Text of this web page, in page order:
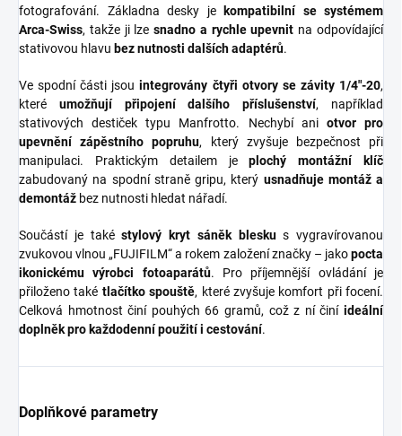
fotografování. Základna desky je
kompatibilní se systémem
Arca-Swiss, takže ji lzesnadno a rychle upevnit na odpovídající
stativovou hlavu bez nutnosti dalších adaptérů.
Ve spodní části jsouintegrovány čtyři otvory se závity 1/4"-20,
které umožňují připojení dalšího příslušenství, například
stativových destiček typu Manfrotto. Nechybí ani otvor pro
upevnění zápěstního popruhu, který zvyšuje bezpečnost při
manipulaci. Praktickým detailem jeplochý montážní klíč
zabudovaný na spodní straně gripu, který usnadňuje montáž a
demontáž bez nutnosti hledat nářadí.
Součástí je takéstylový kryt sáněk bleskus vygravírovanou
zvukovou vlnou „FUJIFILM“ a rokem založení značky – jakopocta
ikonickému výrobci fotoaparátů. Pro příjemnější ovládání je
přiloženo také tlačítko spouště, které zvyšuje komfort při focení.
Celková hmotnost činí pouhých 66 gramů, což z ní činí ideální
doplněk pro každodenní použití i cestování.
Doplňkové parametry